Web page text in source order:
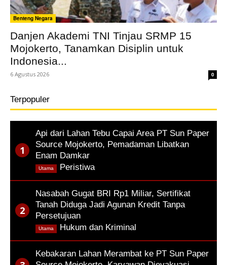
Benteng Negara
Danjen Akademi TNI Tinjau SRMP 15
Mojokerto, Tanamkan Disiplin untuk
Indonesia...
6 Agustus 2026 0
Terpopuler
Api dari Lahan Tebu Capai Area PT Sun Paper
Source Mojokerto, Pemadaman Libatkan
Enam Damkar
Peristiwa
Utama
Nasabah Gugat BRI Rp1 Miliar, Sertifikat
Tanah Diduga Jadi Agunan Kredit Tanpa
Persetujuan
Hukum dan Kriminal
Utama
Kebakaran Lahan Merambat ke PT Sun Paper